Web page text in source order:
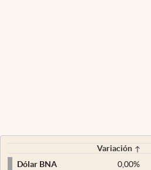
Variación
Dólar BNA
0,00%